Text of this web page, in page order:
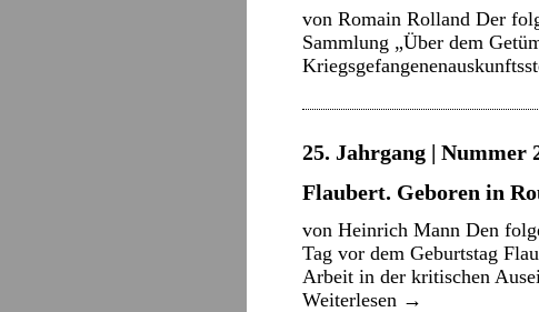
von Romain Rolland Der
Sammlung „Über dem
25. Jahrgang | Nummer
Flaubert. Geboren in
von Heinrich Mann Den
Tag vor dem Geburtstag
Arbeit in der kritischen
Weiterlesen →